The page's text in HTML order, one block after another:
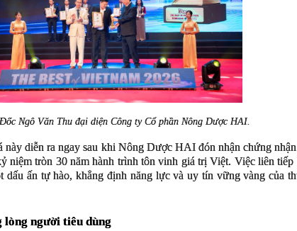
Ngô Văn Thu đại diện Công ty Cổ phần Nông Dược HAI.
diễn ra ngay sau khi Nông Dược HAI đón nhận chứng nhận
niệm tròn 30 năm hành trình tôn vinh giá trị Việt. Việc liên
dấu ấn tự hào, khẳng định năng lực và uy tín vững vàng của
người tiêu dùng